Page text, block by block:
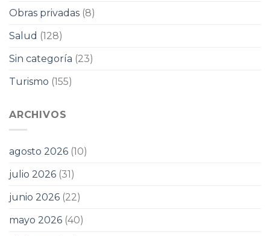
Obras privadas (8)
Salud (128)
Sin categoría (23)
Turismo (155)
ARCHIVOS
agosto 2026 (10)
julio 2026 (31)
junio 2026 (22)
mayo 2026 (40)